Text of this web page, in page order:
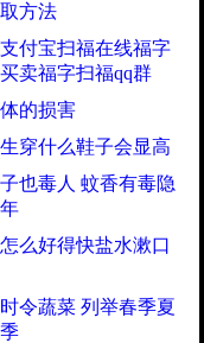
方法
付宝扫福在线福字
卖福字扫福qq群
的损害
穿什么鞋子会显高
也毒人 蚊香有毒隐
么好得快盐水漱口
令蔬菜 列举春季夏